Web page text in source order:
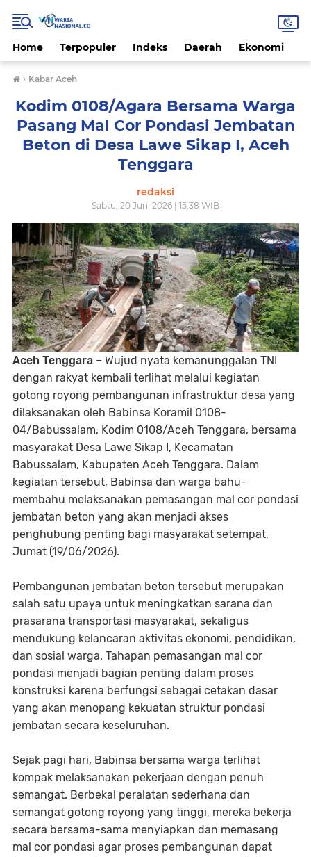
Home Terpopuler Indeks Daerah Ekonomi
› Kabar Aceh
Kodim 0108/Agara Bersama Warga
Pasang Mal Cor Pondasi Jembatan
Beton di Desa Lawe Sikap I, Aceh
Tenggara
redaksi
Sabtu, 20 Juni 2026 | 15.38 WIB
Aceh Tenggara – Wujud nyata kemanunggalan TNI
dengan rakyat kembali terlihat melalui kegiatan
gotong royong pembangunan infrastruktur desa yang
dilaksanakan oleh Babinsa Koramil 0108-
04/Babussalam, Kodim 0108/Aceh Tenggara, bersama
masyarakat Desa Lawe Sikap I, Kecamatan
Babussalam, Kabupaten Aceh Tenggara. Dalam
kegiatan tersebut, Babinsa dan warga bahu-
membahu melaksanakan pemasangan mal cor pondasi
jembatan beton yang akan menjadi akses
penghubung penting bagi masyarakat setempat,
Jumat (19/06/2026).
Pembangunan jembatan beton tersebut merupakan
salah satu upaya untuk meningkatkan sarana dan
prasarana transportasi masyarakat, sekaligus
mendukung kelancaran aktivitas ekonomi, pendidikan,
dan sosial warga. Tahapan pemasangan mal cor
pondasi menjadi bagian penting dalam proses
konstruksi karena berfungsi sebagai cetakan dasar
yang akan menopang kekuatan struktur pondasi
jembatan secara keseluruhan.
Sejak pagi hari, Babinsa bersama warga terlihat
kompak melaksanakan pekerjaan dengan penuh
semangat. Berbekal peralatan sederhana dan
semangat gotong royong yang tinggi, mereka bekerja
secara bersama-sama menyiapkan dan memasang
mal cor pondasi agar proses pembangunan dapat